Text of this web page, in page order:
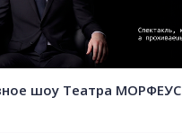
шоу Театра МОРФЕУС